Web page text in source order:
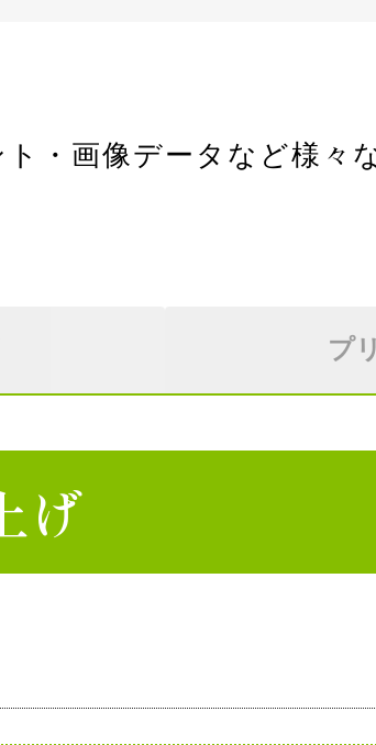
・画像データなど様々
プ
げ